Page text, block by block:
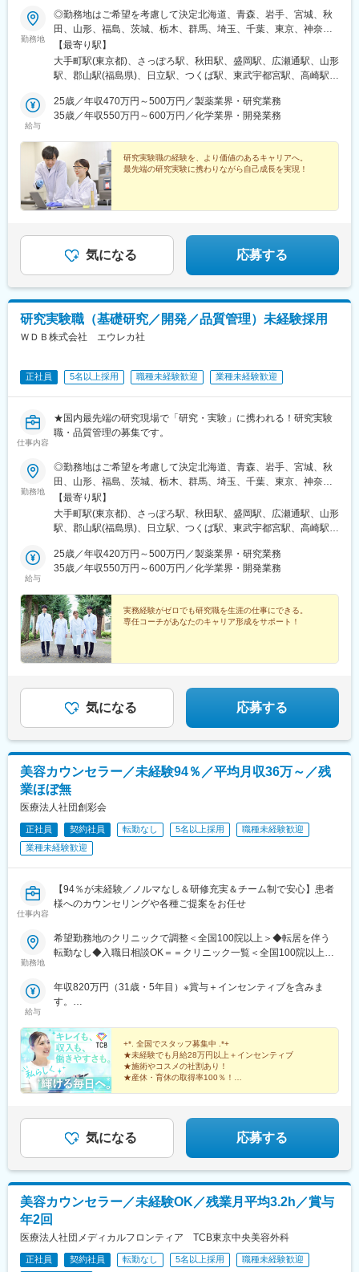
県)、東比恵駅、鹿児島中央駅、水道町駅、五島町駅、旭橋駅、西
早稲田駅、末広町駅(東京都)、立川南駅、高輪ゲートウェイ駅、九
品仏駅、新高島駅、東宿郷駅、葭川公園駅、大神宮下駅、大通
駅、仙台駅、栄町駅(愛知県)、国際センター駅、日吉町駅、第一通
り駅、三島駅、七ツ屋駅、富山駅、福井城址大名町駅、なんば駅
河原町駅、神戸三宮駅(阪神)、本通駅、高松駅(香川県)、南堀端
駅、はりまや橋駅、旦過駅、高見橋駅、熊本城・市役所前駅、長
勤務地
◎勤務地はご希望を考慮して決定北海道、青森、岩手、宮城、秋
田、山形、福島、茨城、栃木、群馬、埼玉、千葉、東京、神奈
川、新潟、長野、富山、石川、福井、山梨、岐阜、静岡、愛知、
三重、滋賀、京都、大阪、兵庫、奈良、和歌山、岡山、広島、山
口、徳島、香川、愛媛、高知、福岡、佐賀、長崎、熊本、大分、
定：ご自宅から90分以内の就業先・エリア限定：下記エリア内の
就業先。エリア内での転居を伴う場合あり・全国：全国の中でス
の区分★東北エリア…青森、岩手、宮城、秋田、山形、福島北関
東エリア…茨木、栃木、群馬、埼玉、東京南関東エリア…東京、
神奈川、千葉甲信越エリア…山梨、長野、新潟、東京東海エリ
ア…静岡、愛知、岐阜、三重北陸エリア…富山、石川、福井関西
エリア…滋賀、京都、大阪、兵庫、奈良、和歌山中四国エリア…
合、家賃補助が支給されます
【最寄り駅】
大手町駅(東京都)、さっぽろ駅、秋田駅、盛岡駅、広瀬通駅、山形
駅、郡山駅(福島県)、日立駅、つくば駅、東武宇都宮駅、高崎駅、
井駅、勝どき駅、根津駅、立川北駅、町田駅、川崎駅、みなとみ
らい駅、平塚駅、新潟駅、春日山駅、甲府駅、沼津駅、静岡駅、
町駅、あすなろう四日市駅、彦根駅、草津駅(滋賀県)、烏丸駅、茨
木駅、千里中央駅(大阪モノレール)、大阪駅、三田駅(兵庫県)、三
宮・花時計前駅、西神中央駅、明石駅、加古川駅、岡山駅前駅、
倉敷駅、福山駅、八丁堀駅(広島県)、徳山駅、徳島駅、新居浜駅、
小倉駅(福岡県)、天神駅、大分駅、熊本城・市役所前駅、宮崎駅、
葉駅、東大前駅、立川駅、京急川崎駅、日吉町駅、新浜松駅、新
豊田駅、近鉄名古屋駅、電気ビル前駅、足羽山公園口駅、近鉄四
日市駅、四条駅(京都市営)、千里中央駅(北大阪急行)、西梅田駅、
旧居留地・大丸前駅、山陽明石駅、田町駅(岡山県)、胡町駅、眉山
ロープウェイ山麓駅、平和通駅、西鉄福岡駅、花畑町駅、高見橋
町駅、新静岡駅、浜松駅、名鉄名古屋駅、電鉄富山駅・エスタ前
駅、仁愛女子高校駅、四日市駅、京都河原町駅、大阪梅田駅(阪神
給与
25歳／年収470万円～500万円／製薬業界・研究業務
35歳／年収550万円～600万円／化学業界・開発業務
研究実験職の経験を、より価値のあるキャリアへ。
最先端の研究実験に携わりながら自己成長を実現！
気になる 応募する
研究実験職（基礎研究／開発／品質管理）未経験採用
ＷＤＢ株式会社 エウレカ社
正社員 5名以上採用 職種未経験歓迎 業種未経験歓迎
仕事内容
★国内最先端の研究現場で「研究・実験」に携われる！研究実験
職・品質管理の募集です。
勤務地
◎勤務地はご希望を考慮して決定北海道、青森、岩手、宮城、秋
田、山形、福島、茨城、栃木、群馬、埼玉、千葉、東京、神奈
川、新潟、長野、富山、石川、福井、山梨、岐阜、静岡、愛知、
三重、滋賀、京都、大阪、兵庫、奈良、和歌山、岡山、広島、山
口、徳島、香川、愛媛、高知、福岡、佐賀、長崎、熊本、大分、
定：ご自宅から90分以内の就業先・エリア限定：下記エリア内の
就業先。エリア内での転居を伴う場合あり・全国：全国の中でス
の区分★東北エリア…青森、岩手、宮城、秋田、山形、福島北関
東エリア…茨木、栃木、群馬、埼玉、東京南関東エリア…東京、
神奈川、千葉甲信越エリア…山梨、長野、新潟、東京東海エリ
ア…静岡、愛知、岐阜、三重北陸エリア…富山、石川、福井関西
エリア…滋賀、京都、大阪、兵庫、奈良、和歌山中四国エリア…
【最寄り駅】
大手町駅(東京都)、さっぽろ駅、秋田駅、盛岡駅、広瀬通駅、山形
駅、郡山駅(福島県)、日立駅、つくば駅、東武宇都宮駅、高崎駅、
井駅、勝どき駅、根津駅、立川北駅、町田駅、川崎駅、みなとみ
らい駅、平塚駅、新潟駅、春日山駅、甲府駅、沼津駅、静岡駅、
町駅、あすなろう四日市駅、彦根駅、草津駅(滋賀県)、烏丸駅、茨
木駅、千里中央駅(大阪モノレール)、大阪駅、三田駅(兵庫県)、三
宮・花時計前駅、西神中央駅、明石駅、加古川駅、岡山駅前駅、
倉敷駅、福山駅、八丁堀駅(広島県)、徳山駅、徳島駅、新居浜駅、
小倉駅(福岡県)、天神駅、大分駅、熊本城・市役所前駅、宮崎駅、
葉駅、東大前駅、立川駅、京急川崎駅、日吉町駅、新浜松駅、新
豊田駅、近鉄名古屋駅、電気ビル前駅、足羽山公園口駅、近鉄四
日市駅、四条駅(京都市営)、千里中央駅(北大阪急行)、西梅田駅、
旧居留地・大丸前駅、山陽明石駅、田町駅(岡山県)、胡町駅、眉山
ロープウェイ山麓駅、平和通駅、西鉄福岡駅、花畑町駅、高見橋
駅、二重橋前駅、大通駅、仙台駅、千葉中央駅、立川南駅、桜木
町駅、新静岡駅、浜松駅、名鉄名古屋駅、電鉄富山駅・エスタ前
駅、仁愛女子高校駅、四日市駅、京都河原町駅、大阪梅田駅(阪神
線)、貿易センター駅、西新町駅、新西大寺町筋駅、立町駅、天神
給与
25歳／年収420万円～500万円／製薬業界・研究業務
35歳／年収550万円～600万円／化学業界・開発業務
実務経験がゼロでも研究職を生涯の仕事にできる。
専任コーチがあなたのキャリア形成をサポート！
気になる 応募する
美容カウンセラー／未経験94％／平均月収36万～／残
業ほぼ無
医療法人社団創彩会
正社員 契約社員 転勤なし 5名以上採用
職種未経験歓迎
業種未経験歓迎
仕事内容
【94％が未経験／ノルマなし＆研修充実＆チーム制で安心】患者
様へのカウンセリングや各種ご提案をお任せ
勤務地
希望勤務地のクリニックで調整＜全国100院以上＞◆転居を伴う
転勤なし◆入職日相談OK＝＝クリニック一覧＜全国100院以上展
岡院、秋田院、山形院、仙台駅前院、福島院、郡山院など【関
東】新宿東口院、池袋駅前院、品川院、秋葉原院、町田院、八王
子院、千葉東口院、柏院、船橋院、川崎院、新横浜院、大宮東口
名古屋栄院、岐阜院、静岡院、浜松院、三島院、新潟院、金沢
院、福井院、富山院、長野院、松本院、山梨甲府駅前院など【近
畿】大阪駅前院、天王寺院、京都駅前院、奈良院、姫路院、神戸
院、和歌山院、四日市院など【中四国】広島院、福山院、松山
院、高松院、高知院、徳島院、松江院、周南徳山駅ビル院【九
院、鹿児島院、那覇院など※受動喫煙対策あり
給与
年収820万円（31歳・5年目）※賞与＋インセンティブを含みま
す。
す。
+*. 全国でスタッフ募集中 .*+
★未経験でも月給28万円以上＋インセンティブ
★施術やコスメの社割あり！
★産休・育休の取得率100％！
気になる 応募する
美容カウンセラー／未経験OK／残業月平均3.2h／賞与
年2回
医療法人社団メディカルフロンティア TCB東京中央美容外科
正社員 契約社員 転勤なし 5名以上採用 職種未経験歓迎